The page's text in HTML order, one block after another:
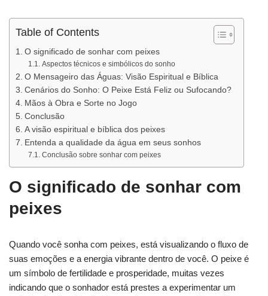
Table of Contents
O significado de sonhar com peixes
Aspectos técnicos e simbólicos do sonho
O Mensageiro das Águas: Visão Espiritual e Bíblica
Cenários do Sonho: O Peixe Está Feliz ou Sufocando?
Mãos à Obra e Sorte no Jogo
Conclusão
A visão espiritual e bíblica dos peixes
Entenda a qualidade da água em seus sonhos
Conclusão sobre sonhar com peixes
O significado de sonhar com
peixes
Quando você sonha com peixes, está visualizando o fluxo de
suas emoções e a energia vibrante dentro de você. O peixe é
um símbolo de fertilidade e prosperidade, muitas vezes
indicando que o sonhador está prestes a experimentar um